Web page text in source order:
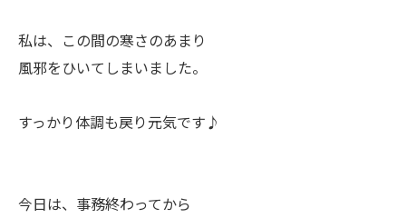
私は、この間の寒さのあまり
風邪をひいてしまいました。
すっかり体調も戻り元気です♪
今日は、事務終わってから